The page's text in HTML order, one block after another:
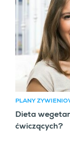
PLANY
Dieta
ćwiczących?